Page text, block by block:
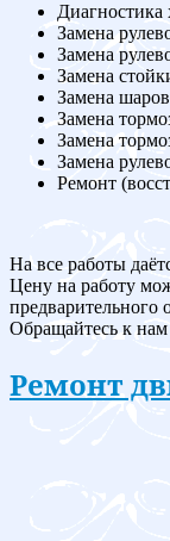
Диагностика
Замена
Замена
Замена
Замена
Замена
Замена
Замена
Ремонт
На все работы
Цену на работу
предварительного
Обращайтесь к
Ремонт